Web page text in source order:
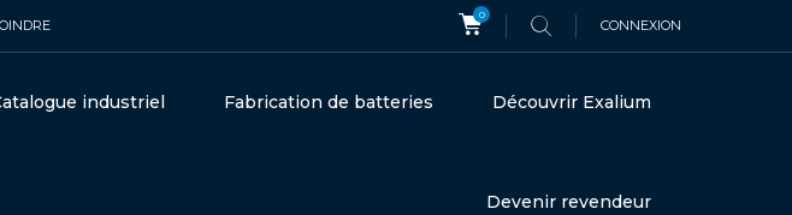
0
CONNEXION
industriel Fabrication de batteries Découvrir Exalium
Devenir revendeur